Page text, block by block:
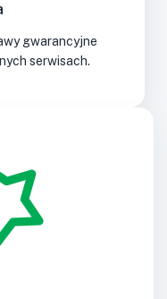
gwarancyjne
serwisach.